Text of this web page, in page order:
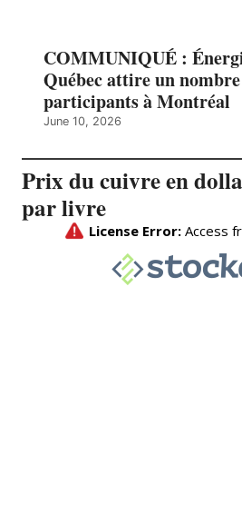
COMMUNIQUÉ :
Québec attire un
participants à Montréal
June 10, 2026
Prix du cuivre en
par livre